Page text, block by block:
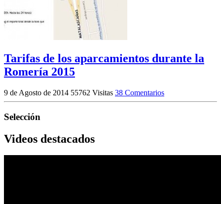
Tarifas de los aparcamientos durante la
Romería 2015
9 de Agosto de 2014 55762 Visitas 38 Comentarios
Selección
Videos destacados